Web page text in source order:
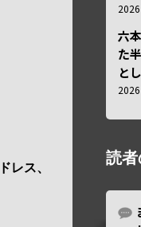
レス、
六
た
と
読